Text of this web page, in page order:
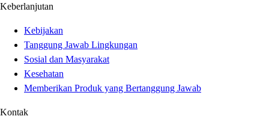
Keberlanjutan
Kebijakan
Tanggung Jawab Lingkungan
Sosial dan Masyarakat
Kesehatan
Memberikan Produk yang Bertanggung Jawab
Kontak